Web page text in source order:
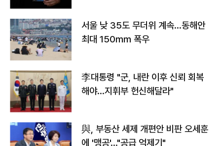
서울 낮 35도 무더위 계속…동해안
최대 150㎜ 폭우
李대통령 "군, 내란 이후 신뢰 회복
해야…지휘부 헌신해달라"
與, 부동산 세제 개편안 비판 오세훈
에 '맹공'…"공급 억제기"